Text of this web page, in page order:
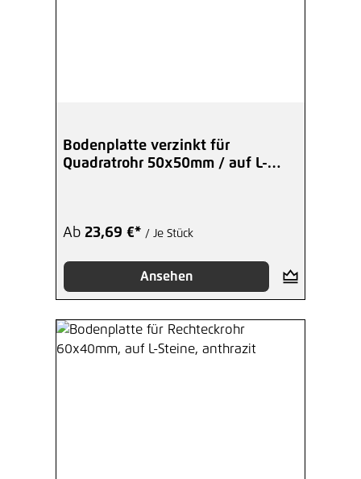
Bodenplatte verzinkt für
Quadratrohr 50x50mm / auf L-
Ab 23,69 €* / Je Stück
Ansehen